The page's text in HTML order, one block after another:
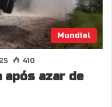
Mundial
410
após azar de